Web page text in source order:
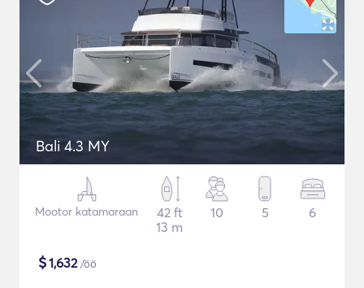
Bali 4.3 MY
Mootor katamaraan
42 ft
13 m
10 5 6
$1,632/öö